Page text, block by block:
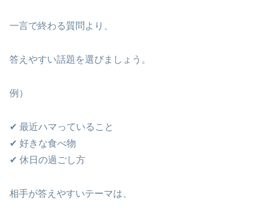
一言で終わる質問より、
答えやすい話題を選びましょう。
例）
✔ 最近ハマっていること
✔ 好きな食べ物
✔ 休日の過ごし方
相手が答えやすいテーマは、